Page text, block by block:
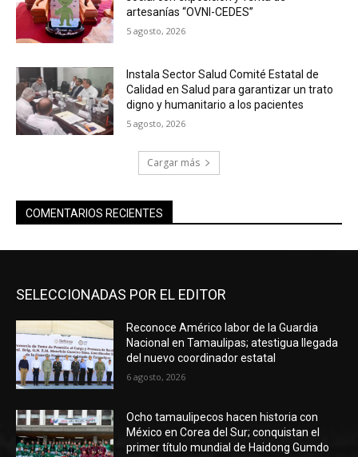
artesanías “OVNI-CEDES”
5 agosto, 2026
Instala Sector Salud Comité Estatal de
Calidad en Salud para garantizar un trato
digno y humanitario a los pacientes
5 agosto, 2026
Cargar más
COMENTARIOS RECIENTES
SELECCIONADAS POR EL EDITOR
Reconoce Américo labor de la Guardia
Nacional en Tamaulipas; atestigua llegada
del nuevo coordinador estatal
6 agosto, 2026
Ocho tamaulipecos hacen historia con
México en Corea del Sur; conquistan el
primer título mundial de Haidong Gumdo